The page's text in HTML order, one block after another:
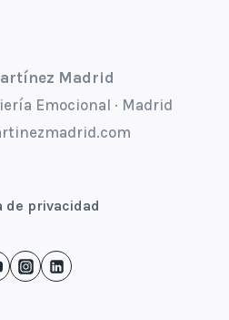
Madrid
Emocional · Madrid
de privacidad